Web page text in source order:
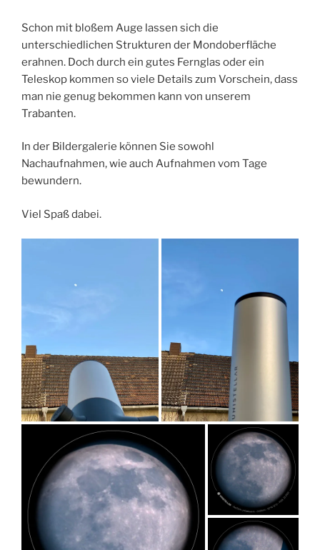
Schon mit bloßem Auge lassen sich die
unterschiedlichen Strukturen der Mondoberfläche
erahnen. Doch durch ein gutes Fernglas oder ein
Teleskop kommen so viele Details zum Vorschein, dass
man nie genug bekommen kann von unserem
Trabanten.
In der Bildergalerie können Sie sowohl
Nachaufnahmen, wie auch Aufnahmen vom Tage
bewundern.
Viel Spaß dabei.